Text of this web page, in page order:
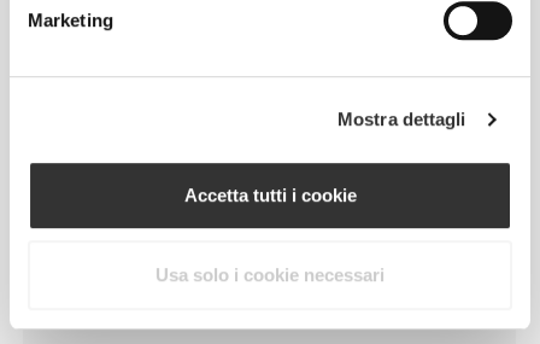
Marketing
Mostra dettagli
Accetta tutti i cookie
Usa solo i cookie necessari
Tutte le nostre ciabatte hanno sottopiedi morbidi e
generale che ti farà sembrare di camminare su una